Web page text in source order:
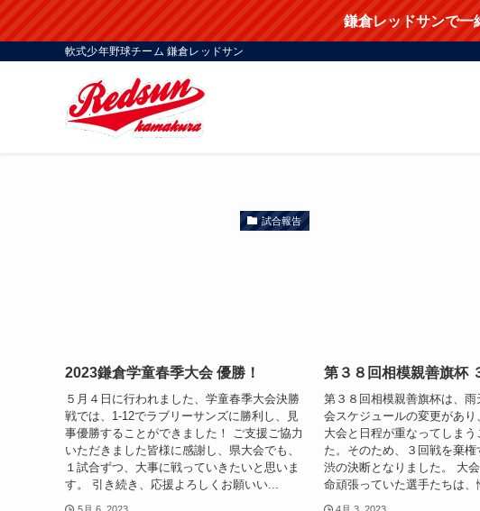
鎌倉レッドサンで一
軟式少年野球チーム 鎌倉レッドサン
試合報告
2023鎌倉学童春季大会 優勝！
５月４日に行われました、学童春季大会決勝
戦では、1-12でラブリーサンズに勝利し、見
事優勝することができました！ ご支援ご協力
いただきました皆様に感謝し、県大会でも、
１試合ずつ、大事に戦っていきたいと思いま
す。 引き続き、応援よろしくお願いい...
第３８回相模親善旗杯
第３８回相模親善旗杯は、
会スケジュールの変更があ
大会と日程が重なってしまう
た。そのため、３回戦を棄
渋の決断となりました。 大
命頑張っていた選手たちは、